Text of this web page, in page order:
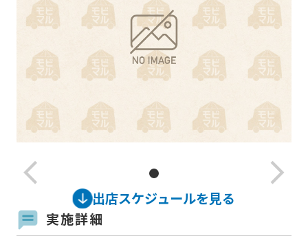
arrow_back_ios_new arrow_forward_ios
出店スケジュールを見る
実施詳細